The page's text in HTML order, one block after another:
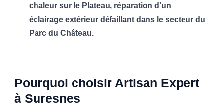
chaleur sur le Plateau, réparation d'un
éclairage extérieur défaillant dans le secteur du
Parc du Château.
Pourquoi choisir Artisan Expert
à Suresnes